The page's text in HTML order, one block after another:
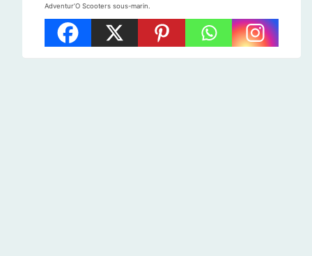
Adventur’O Scooters sous-marin.